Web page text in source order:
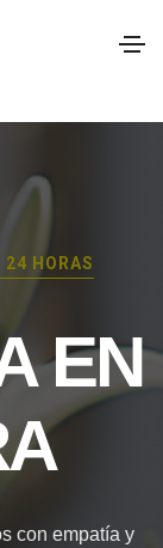
HORAS
EN
con empatía y